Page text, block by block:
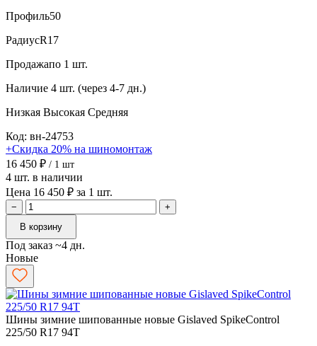
Профиль50
РадиусR17
Продажапо 1 шт.
Наличие 4 шт. (через 4-7 дн.)
Низкая Высокая Средняя
Код: вн-24753
+Скидка 20% на шиномонтаж
16 450 ₽ / 1 шт
4 шт. в наличии
Цена 16 450 ₽ за 1 шт.
−
+
В корзину
Под заказ ~4 дн.
Новые
Шины зимние шипованные новые Gislaved SpikeControl
225/50 R17 94T